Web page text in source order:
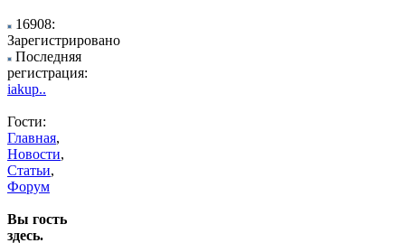
16908:
Зарегистрировано
Последняя
регистрация:
iakup..
Гости:
Главная,
Новости,
Статьи,
Форум
Вы гость
здесь.